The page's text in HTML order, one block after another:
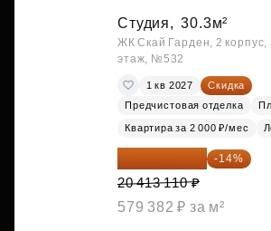
Студия, 30.3м²
ЖК Скай Гарден, 2 корпус,
этаж, №532
1 кв 2027
Скидка
Предчистовая отделка
Квартира за 2 000 ₽/мес
17 555 275 ₽ -14%
20 413 110 ₽
579 382 ₽ за м²